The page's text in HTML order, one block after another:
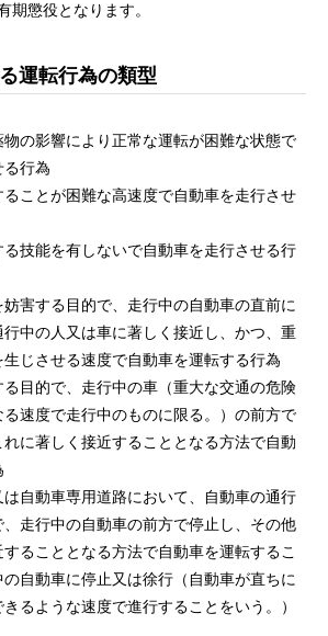
期懲役となります。
運転行為の類型
の影響により正常な運転が困難な状態で
る行為
ことが困難な高速度で自動車を走行させ
技能を有しないで自動車を走行させる行
妨害する目的で、走行中の自動車の直前に
中の人又は車に著しく接近し、かつ、重
じさせる速度で自動車を運転する行為
目的で、走行中の車（重大な交通の危険
速度で走行中のものに限る。）の前方で
に著しく接近することとなる方法で自動
自動車専用道路において、自動車の通行
走行中の自動車の前方で停止し、その他
ることとなる方法で自動車を運転するこ
自動車に停止又は徐行（自動車が直ちに
るような速度で進行することをいう。）